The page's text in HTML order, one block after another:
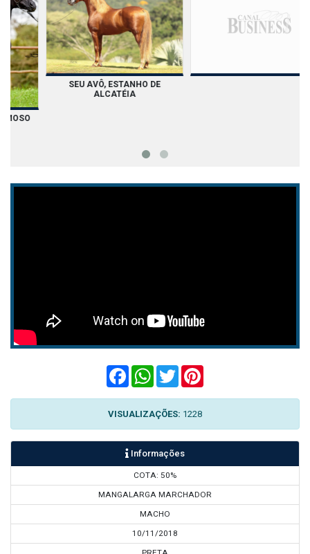
SEU PAI, GALANTE FORMOSO
FacebookWhatsApp
Twitter
VISUALIZAÇÕES: 1228
Informações
COTA: 50%
MANGALARGA MARCHADOR
MACHO
10/11/2018